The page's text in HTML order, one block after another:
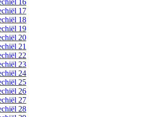
16
17
18
19
20
21
22
23
24
25
26
27
28